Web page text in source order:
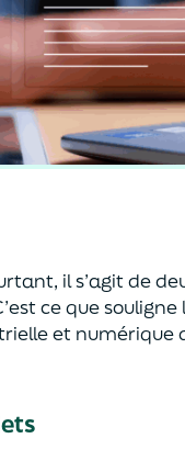
il s’agit de
ce que souligne
ielle et numérique